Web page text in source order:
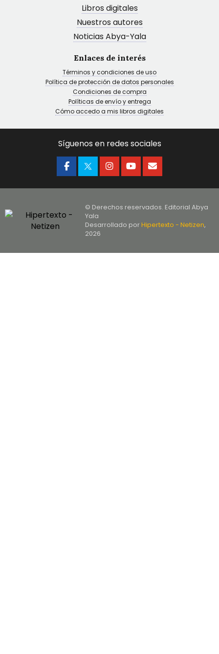
Libros digitales
Nuestros autores
Noticias Abya-Yala
Enlaces de interés
Términos y condiciones de uso
Política de protección de datos personales
Condiciones de compra
Políticas de envío y entrega
Cómo accedo a mis libros digitales
Síguenos en redes sociales
© Derechos reservados. Editorial Abya
Yala
Desarrollado porHipertexto - Netizen,
2026